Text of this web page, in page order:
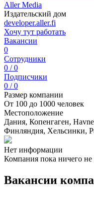
Aller Media
Издательский дом
developer.aller.fi
Хочу тут работать
Вакансии
0
Сотрудники
0 / 0
Подписчики
0 / 0
Размер компании
От 100 до 1000 человек
Местоположение
Дания, Копенгаген,
Финляндия, Хельсинки,
Нет информации
Компания пока ничего не
Вакансии